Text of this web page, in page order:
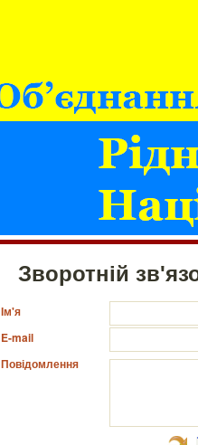
Зворотній
Ім'я
E-mail
Повідомлення